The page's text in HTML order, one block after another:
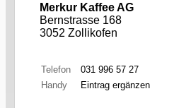
Merkur Kaffee AG
Bernstrasse 168
3052 Zollikofen
Telefon
031 996 57 27
Handy
Eintrag ergänzen